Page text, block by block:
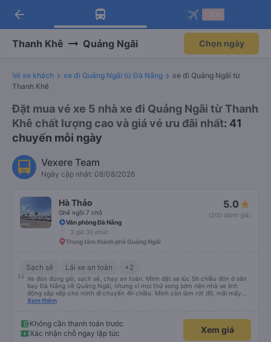
Tải app Vexere ngay!
Nhận ưu đãi thành viên độc
Mở app
Tải app Vexere
-30k/ghế khi đặt vé máy bay qua
Mở app
arrow_back
Thanh Khê Quảng Ngãi Chọn ngày
Vé xe khách xe đi Quảng Ngãi từ Đà Nẵng
xe đi Quảng Ngãi từ
Thanh Khê
Đặt mua vé xe 5 nhà xe đi Quảng Ngãi từ Thanh
Khê chất lượng cao và giá vé ưu đãi nhất: 41
chuyến mỗi ngày
Vexere Team
Ngày cập nhật: 08/08/2026
Hà Thảo
Ghế ngồi 7 chỗ
5.0
(200 đánh giá)
Văn phòng Đà Nẵng
3 giờ 30 phút
Trung tâm thành phố Quảng Ngãi
Sạch sẽ Lái xe an toàn +2
Xe đón đúng giờ, sạch sẽ, chạy an toàn. Mình đặt xe lúc 5h chiều đón ở sân
bay Đà Nẵng về Quảng Ngãi, nhưng vì mọi thứ xong sớm nên nhà xe linh
động sắp xếp cho mình đi chuyến 4h chiều. Mình còn làm rớt đồ, mãi mấy
ngày sau mới phát hiện ra, và phía nhà xe cũng giúp mình tìm lại. Lần sau
Xem thêm
Không cần thanh toán trước
Xác nhận chỗ ngay lập tức
Xem giá